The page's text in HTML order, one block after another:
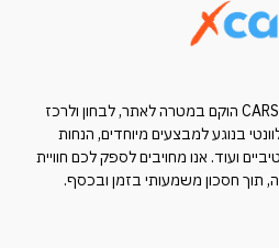
אתר Xcar מקבוצת CARS MEDIA הוקם במטרה לאתר, לבחון ולרכז
בנוגע למבצעים מיוחדים, הנחות
ועוד. אנו מחויבים לספק לכם חוויית
תוך חסכון משמעותי בזמן ובכסף.